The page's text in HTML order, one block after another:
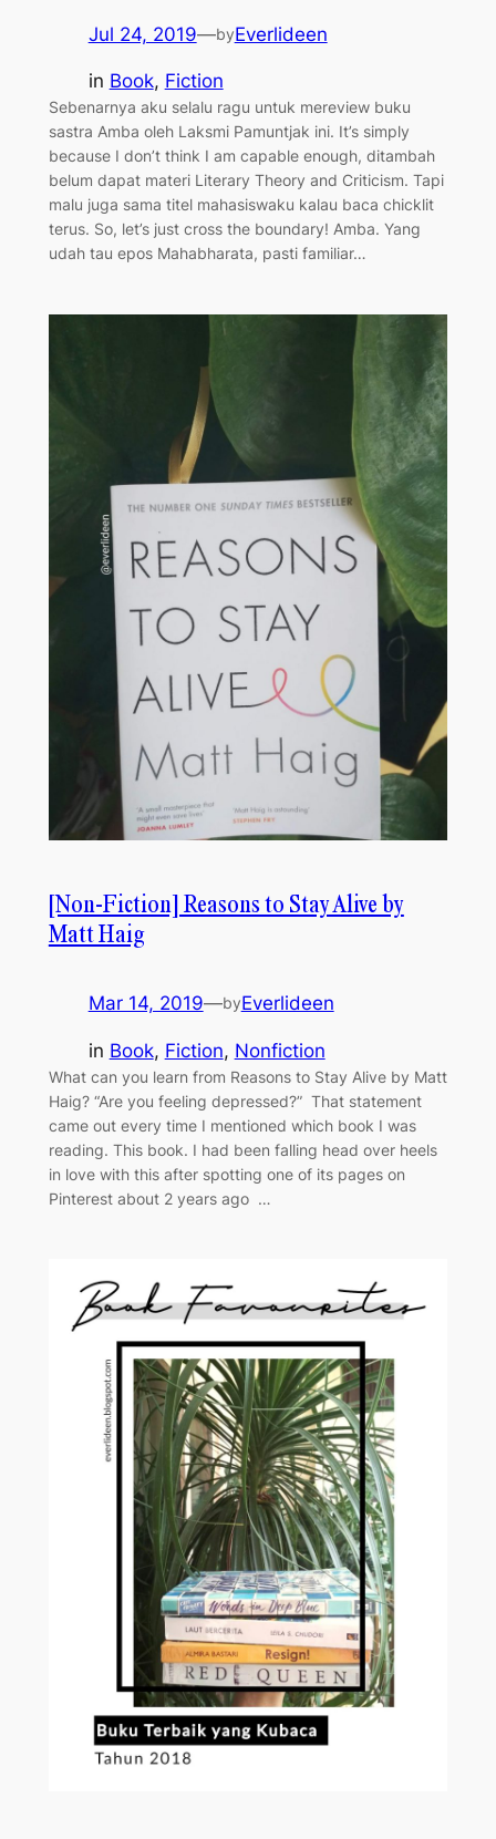
Jul 24, 2019—byEverlideen
in Book, Fiction
Sebenarnya aku selalu ragu untuk mereview buku
sastra Amba oleh Laksmi Pamuntjak ini. It’s simply
because I don’t think I am capable enough, ditambah
belum dapat materi Literary Theory and Criticism. Tapi
malu juga sama titel mahasiswaku kalau baca chicklit
terus. So, let’s just cross the boundary! Amba. Yang
udah tau epos Mahabharata, pasti familiar…
[Non-Fiction] Reasons to Stay Alive by
Matt Haig
Mar 14, 2019—byEverlideen
in Book, Fiction, Nonfiction
What can you learn from Reasons to Stay Alive by Matt
Haig? “Are you feeling depressed?” That statement
came out every time I mentioned which book I was
reading. This book. I had been falling head over heels
in love with this after spotting one of its pages on
Pinterest about 2 years ago …